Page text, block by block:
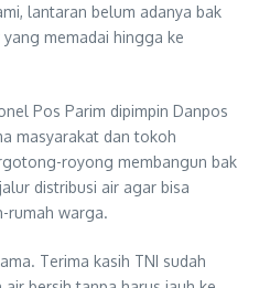
lantaran belum adanya bak
memadai hingga ke
Pos Parim dipimpin Danpos
masyarakat dan tokoh
royong membangun bak
distribusi air agar bisa
rumah warga.
Terima kasih TNI sudah